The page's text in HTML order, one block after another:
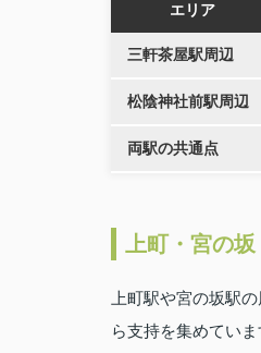
エリア
三軒茶屋駅周辺
松陰神社前駅周辺
両駅の共通点
上町・宮の
上町駅や宮の坂駅
ら支持を集めていま